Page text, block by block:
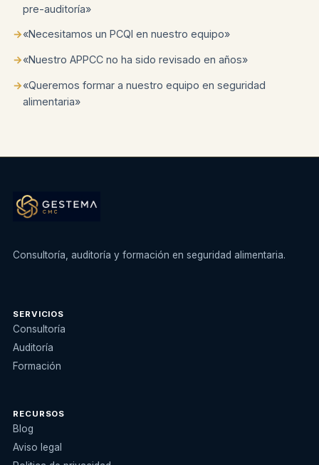
pre-auditoría»
→«Necesitamos un PCQI en nuestro equipo»
→«Nuestro APPCC no ha sido revisado en años»
→«Queremos formar a nuestro equipo en seguridad
alimentaria»
Consultoría, auditoría y formación en seguridad alimentaria.
SERVICIOS
Consultoría
Auditoría
Formación
RECURSOS
Blog
Aviso legal